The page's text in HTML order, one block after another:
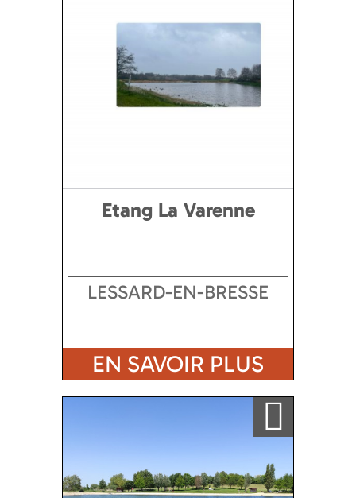
Etang La Varenne
LESSARD-EN-BRESSE
EN SAVOIR PLUS
Ajouter a ma sélection